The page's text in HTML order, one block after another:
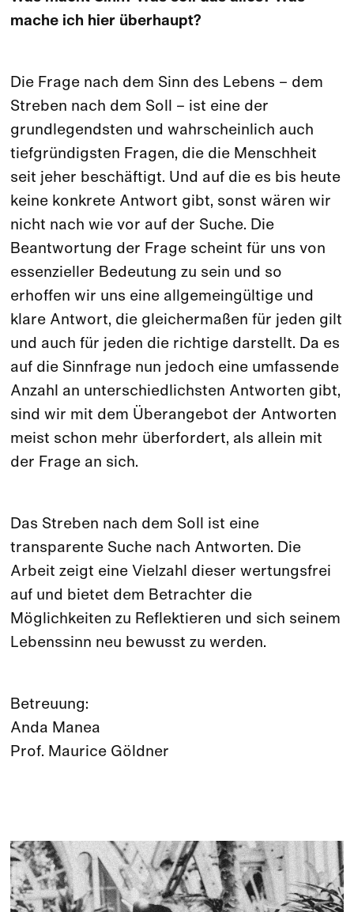
mache ich hier überhaupt?
Die Frage nach dem Sinn des Lebens – dem
Streben nach dem Soll – ist eine der
grundlegendsten und wahrscheinlich auch
tiefgründigsten Fragen, die die Menschheit
seit jeher beschäftigt. Und auf die es bis heute
keine konkrete Antwort gibt, sonst wären wir
nicht nach wie vor auf der Suche. Die
Beantwortung der Frage scheint für uns von
essenzieller Bedeutung zu sein und so
erhoffen wir uns eine allgemeingültige und
klare Antwort, die gleichermaßen für jeden gilt
und auch für jeden die richtige darstellt. Da es
auf die Sinnfrage nun jedoch eine umfassende
Anzahl an unterschiedlichsten Antworten gibt,
sind wir mit dem Überangebot der Antworten
meist schon mehr überfordert, als allein mit
der Frage an sich.
Das Streben nach dem Soll ist eine
transparente Suche nach Antworten. Die
Arbeit zeigt eine Vielzahl dieser wertungsfrei
auf und bietet dem Betrachter die
Möglichkeiten zu Reflektieren und sich seinem
Lebenssinn neu bewusst zu werden.
Betreuung:
Anda Manea
Prof. Maurice Göldner